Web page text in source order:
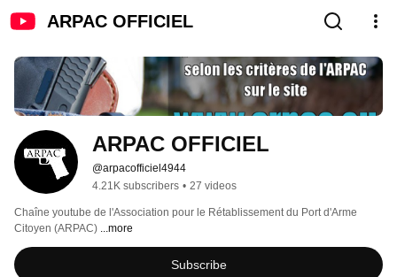
ARPAC OFFICIEL
ARPAC OFFICIEL
@arpacofficiel4944
4.21K subscribers • 27 videos
Chaîne youtube de l'Association pour le Rétablissement du Port d'Arme
Citoyen (ARPAC) ...more
Subscribe